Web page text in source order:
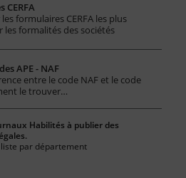
CERFA
formulaires CERFA les plus
les formalités des sociétés
APE - NAF
entre le code NAF et le code
le trouver…
Habilités à publier des
par département